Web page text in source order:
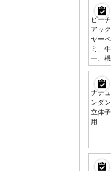
ピー
アッ
ヤー
ミ、
ー、
ナチ
ンダ
立体
用